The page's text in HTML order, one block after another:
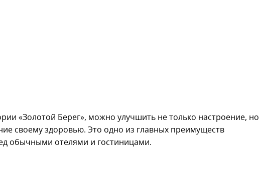
«Золотой Берег», можно улучшить не только настроение, но
своему здоровью. Это одно из главных преимуществ
обычными отелями и гостиницами.